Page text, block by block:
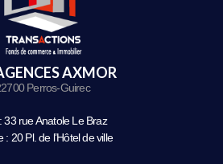
AXMOR
Perros-Guirec
33 rue Anatole Le Braz
: 20 Pl. de l’Hôtel de ville